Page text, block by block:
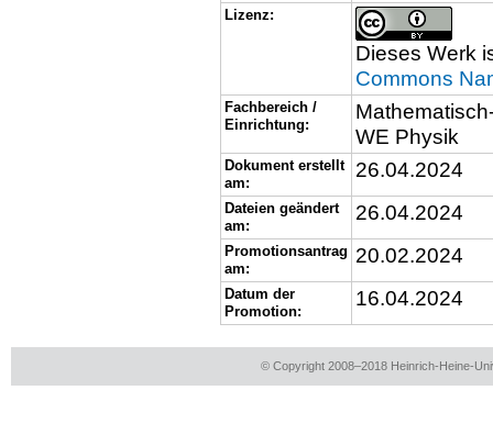
Lizenz:
Dieses Werk
Commons
Fachbereich /
Einrichtung:
WE Physik
Dokument erstellt
am:
26.04.2024
Dateien geändert
am:
26.04.2024
Promotionsantrag
am:
20.02.2024
Datum der
Promotion:
16.04.2024
© Copyright 2008–2018 Heinrich-Heine-